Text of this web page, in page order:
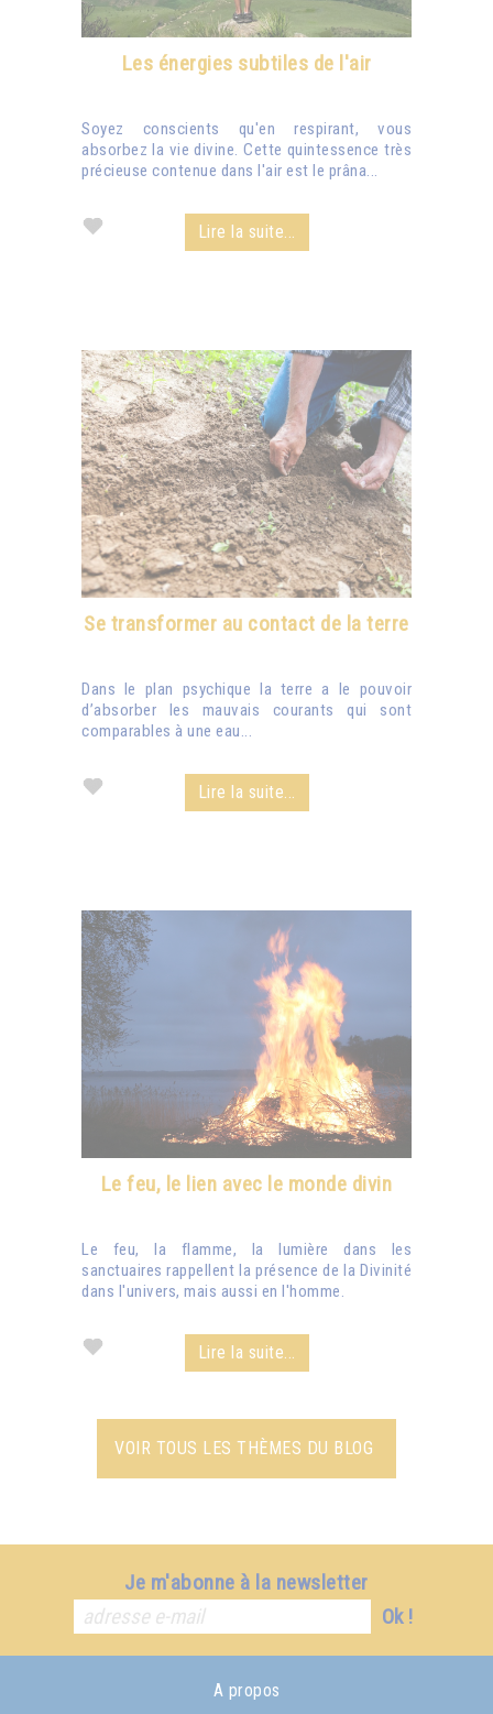
Les énergies subtiles de l'air
Soyez conscients qu'en respirant, vous
absorbez la vie divine. Cette quintessence très
précieuse contenue dans l'air est le prâna...
Lire la suite...
Se transformer au contact de la terre
Dans le plan psychique la terre a le pouvoir
d’absorber les mauvais courants qui sont
comparables à une eau...
Lire la suite...
Le feu, le lien avec le monde divin
Le feu, la flamme, la lumière dans les
sanctuaires rappellent la présence de la Divinité
dans l'univers, mais aussi en l'homme.
Lire la suite...
VOIR TOUS LES THÈMES DU BLOG
Je m'abonne à la newsletter
Ok !
A propos